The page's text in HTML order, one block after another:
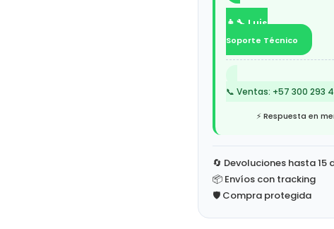
👨‍🔧 Luis
Soporte Técnico
📞 Ventas: +57 300 293
⚡ Respuesta en
🔄 Devoluciones hasta 15
📦 Envíos con tracking
🛡️ Compra protegida